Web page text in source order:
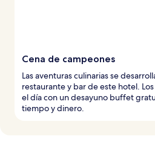
Cena de campeones
Las aventuras culinarias se
restaurante y bar de este hotel.
el día con un desayuno buffet
tiempo y dinero.